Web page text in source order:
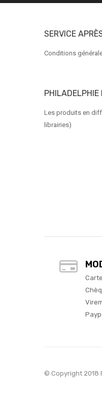
SERVICE
Conditions
PHILADELPHIE
Les produits en
librairies)
© Copyright 2018